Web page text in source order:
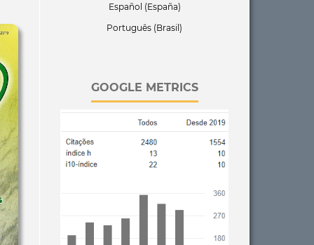
Español (España)
Português (Brasil)
GOOGLE METRICS